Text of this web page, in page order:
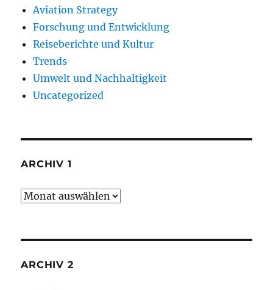
Aviation Strategy
Forschung und Entwicklung
Reiseberichte und Kultur
Trends
Umwelt und Nachhaltigkeit
Uncategorized
ARCHIV 1
Archiv
ARCHIV 2